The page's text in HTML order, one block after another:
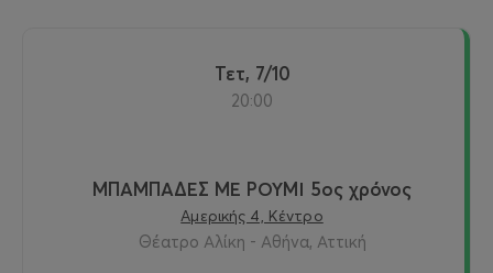
Τετ, 7/10
20:00
ΜΠΑΜΠΑΔΕΣ ΜΕ ΡΟΥΜΙ 5ος χρόνος
Αμερικής 4, Κέντρο
Θέατρο Αλίκη - Αθήνα, Αττική